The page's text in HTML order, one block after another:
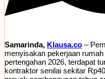
Samarinda, Klausa.co –
menyisakan pekerjaan
pertengahan 2026, terdapat
kontraktor senilai sekitar